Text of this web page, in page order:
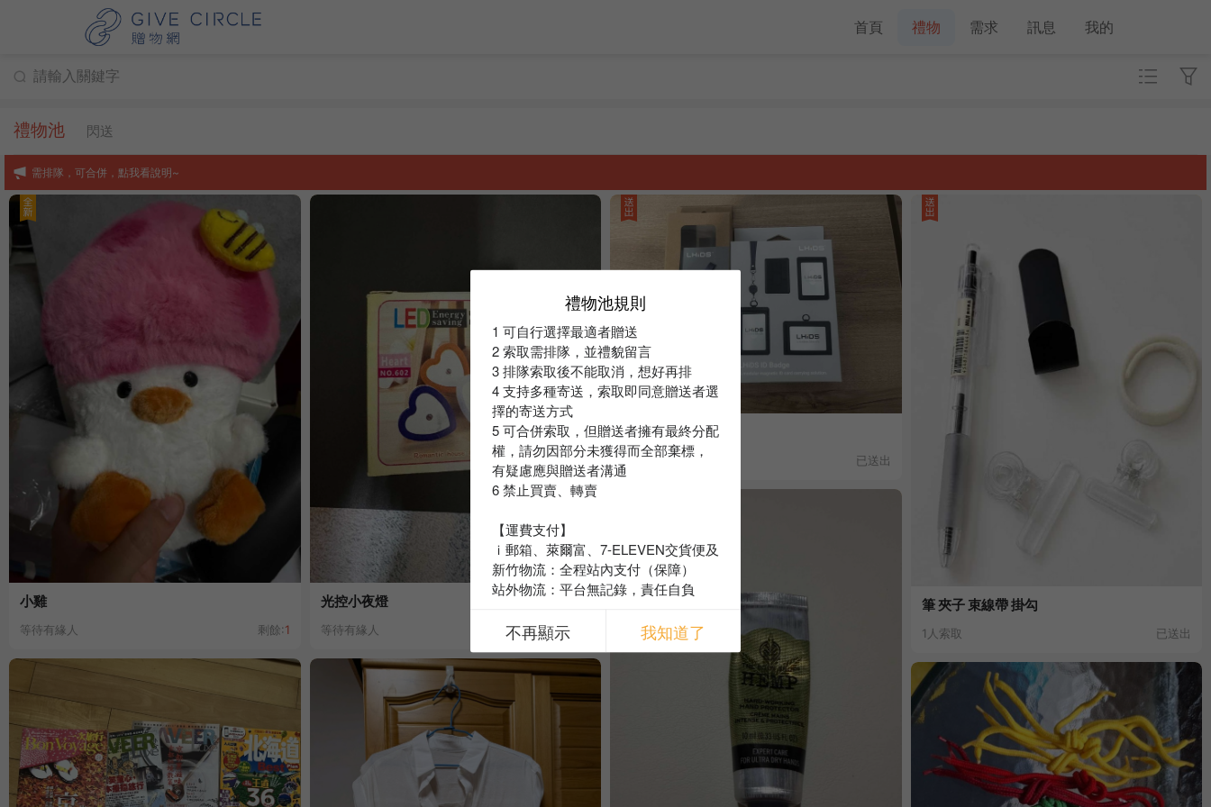
首頁 禮物 需求 訊息 我的
禮物池 閃送
需排隊，可合併，點我看說明~
小雞
等待有緣人 剩餘:1
光控小夜燈
等待有緣人 剩餘:
識別證套+手機掛繩
1人索取 已送出
筆 夾子 束線帶 掛勾
1人索取 已送出
禮物池規則
1 可自行選擇最適者贈送
2 索取需排隊，並禮貌留言
3 排隊索取後不能取消，想好再排
4 支持多種寄送，索取即同意贈送者選
擇的寄送方式
5 可合併索取，但贈送者擁有最終分配
權，請勿因部分未獲得而全部棄標，
有疑慮應與贈送者溝通
6 禁止買賣、轉賣
【運費支付】
ｉ郵箱、萊爾富、7-ELEVEN交貨便及
新竹物流：全程站內支付（保障）
站外物流：平台無記錄，責任自負
不再顯示 我知道了